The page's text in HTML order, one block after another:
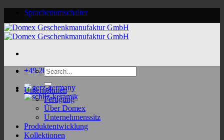
content
Sprachenumschalter
+49 2624 9188 0
Search
for:
Unternehmen
Fertigung
Über Domex
Unternehmenssitz
Produktentwicklung
Kollektionen